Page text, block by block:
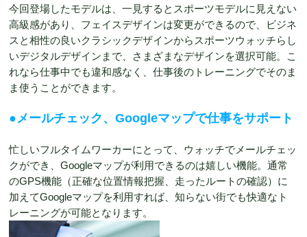
今回登場したモデルは、一見するとスポーツモデルに見えない
高級感があり、フェイスデザインは変更ができるので、ビジネ
スと相性の良いクラシックデザインからスポーツウォッチらし
いデジタルデザインまで、さまざまなデザインを選択可能。こ
れなら仕事中でも違和感なく、仕事後のトレーニングでそのま
ま使うことができます。
●メールチェック、Googleマップで仕事をサポート
忙しいフルタイムワーカーにとって、ウォッチでメールチェッ
クができ、Googleマップが利用できるのは嬉しい機能。通常
のGPS機能（正確な位置情報把握、走ったルートの確認）に
加えてGoogleマップを利用すれば、知らない街でも快適なト
レーニングが可能となります。